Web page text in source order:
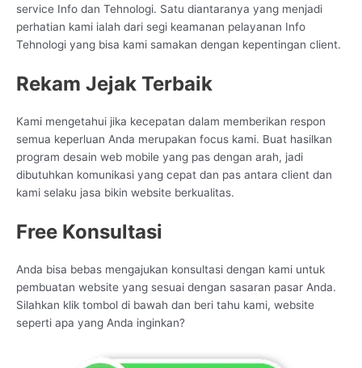
service Info dan Tehnologi. Satu diantaranya yang menjadi
perhatian kami ialah dari segi keamanan pelayanan Info
Tehnologi yang bisa kami samakan dengan kepentingan client.
Rekam Jejak Terbaik
Kami mengetahui jika kecepatan dalam memberikan respon
semua keperluan Anda merupakan focus kami. Buat hasilkan
program desain web mobile yang pas dengan arah, jadi
dibutuhkan komunikasi yang cepat dan pas antara client dan
kami selaku jasa bikin website berkualitas.
Free Konsultasi
Anda bisa bebas mengajukan konsultasi dengan kami untuk
pembuatan website yang sesuai dengan sasaran pasar Anda.
Silahkan klik tombol di bawah dan beri tahu kami, website
seperti apa yang Anda inginkan?